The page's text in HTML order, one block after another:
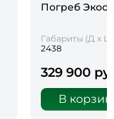
Погреб
Габариты (Д х Ш
2438
329 900
В